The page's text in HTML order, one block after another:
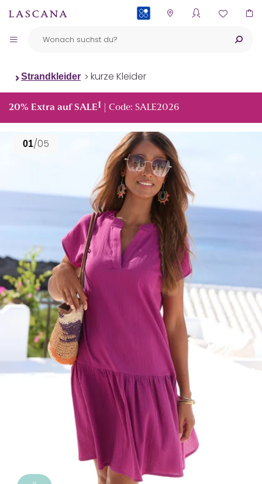
Strandkleider kurze Kleider
20% Extra auf SALE1 | Code: SALE2026
01/05